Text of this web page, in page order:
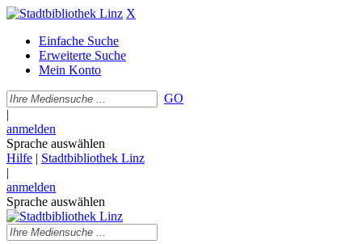
X
Einfache Suche
Erweiterte Suche
Mein Konto
GO
|
anmelden
Sprache auswählen
Hilfe | Stadtbibliothek Linz
|
anmelden
Sprache auswählen